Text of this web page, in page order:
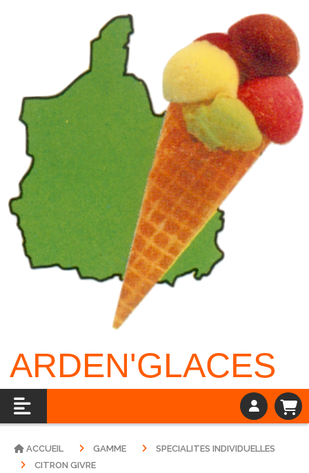
ARDEN'GLACES
ACCUEIL GAMME
SPECIALITES INDIVIDUELLES
CITRON GIVRE